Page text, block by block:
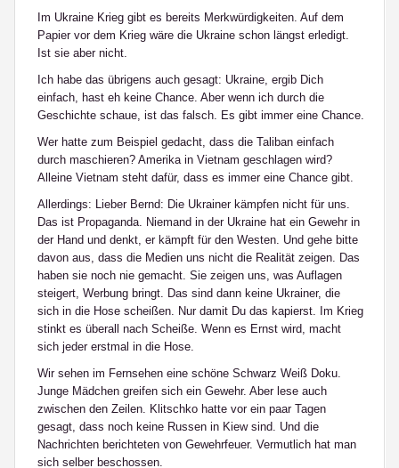
Im Ukraine Krieg gibt es bereits Merkwürdigkeiten. Auf dem
Papier vor dem Krieg wäre die Ukraine schon längst erledigt.
Ist sie aber nicht.
Ich habe das übrigens auch gesagt: Ukraine, ergib Dich
einfach, hast eh keine Chance. Aber wenn ich durch die
Geschichte schaue, ist das falsch. Es gibt immer eine Chance.
Wer hatte zum Beispiel gedacht, dass die Taliban einfach
durch maschieren? Amerika in Vietnam geschlagen wird?
Alleine Vietnam steht dafür, dass es immer eine Chance gibt.
Allerdings: Lieber Bernd: Die Ukrainer kämpfen nicht für uns.
Das ist Propaganda. Niemand in der Ukraine hat ein Gewehr in
der Hand und denkt, er kämpft für den Westen. Und gehe bitte
davon aus, dass die Medien uns nicht die Realität zeigen. Das
haben sie noch nie gemacht. Sie zeigen uns, was Auflagen
steigert, Werbung bringt. Das sind dann keine Ukrainer, die
sich in die Hose scheißen. Nur damit Du das kapierst. Im Krieg
stinkt es überall nach Scheiße. Wenn es Ernst wird, macht
sich jeder erstmal in die Hose.
Wir sehen im Fernsehen eine schöne Schwarz Weiß Doku.
Junge Mädchen greifen sich ein Gewehr. Aber lese auch
zwischen den Zeilen. Klitschko hatte vor ein paar Tagen
gesagt, dass noch keine Russen in Kiew sind. Und die
Nachrichten berichteten von Gewehrfeuer. Vermutlich hat man
sich selber beschossen.